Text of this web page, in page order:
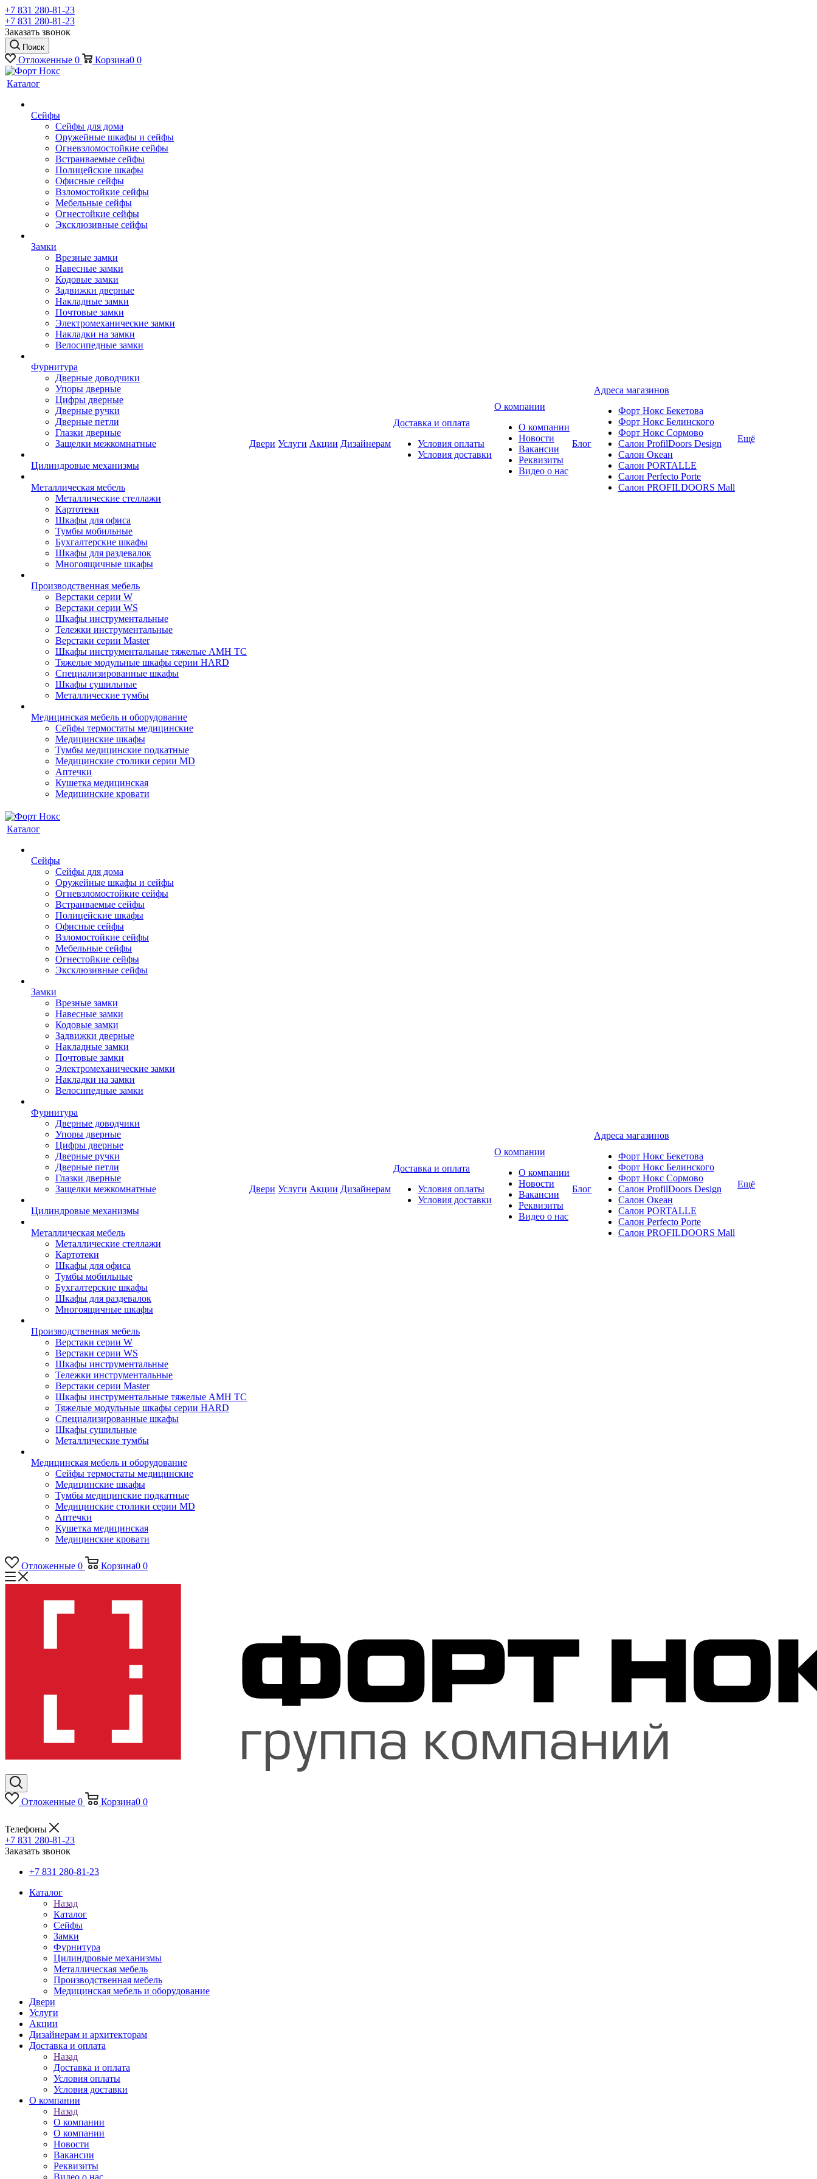
+7 831 280-81-23
+7 831 280-81-23
Заказать звонок
Поиск
Отложенные 0 Корзина0 0
Каталог
Сейфы
Сейфы для дома
Оружейные шкафы и сейфы
Огневзломостойкие сейфы
Встраиваемые сейфы
Полицейские шкафы
Офисные сейфы
Взломостойкие сейфы
Мебельные сейфы
Огнестойкие сейфы
Эксклюзивные сейфы
Замки
Врезные замки
Навесные замки
Кодовые замки
Задвижки дверные
Накладные замки
Почтовые замки
Электромеханические замки
Накладки на замки
Велосипедные замки
Фурнитура
Дверные доводчики
Упоры дверные
Цифры дверные
Дверные ручки
Дверные петли
Глазки дверные
Защелки межкомнатные
Цилиндровые механизмы
Металлическая мебель
Металлические стеллажи
Картотеки
Шкафы для офиса
Тумбы мобильные
Бухгалтерские шкафы
Шкафы для раздевалок
Многоящичные шкафы
Производственная мебель
Верстаки серии W
Верстаки серии WS
Шкафы инструментальные
Тележки инструментальные
Верстаки серии Master
Шкафы инструментальные тяжелые AMH TC
Тяжелые модульные шкафы серии HARD
Cпециализированные шкафы
Шкафы сушильные
Металлические тумбы
Медицинская мебель и оборудование
Сейфы термостаты медицинские
Медицинские шкафы
Тумбы медицинские подкатные
Медицинские столики серии MD
Аптечки
Кушетка медицинская
Медицинские кровати
Двери Услуги Акции Дизайнерам
Доставка и оплата
Условия оплаты
Условия доставки
О компании
О компании
Новости
Вакансии
Реквизиты
Видео о нас
Блог
Адреса магазинов
Форт Нокс Бекетова
Форт Нокс Белинского
Форт Нокс Сормово
Салон ProfilDoors Design
Салон Океан
Салон PORTALLE
Салон Perfecto Portе
Салон PROFILDOORS Mall
Ещё
Каталог
Сейфы
Сейфы для дома
Оружейные шкафы и сейфы
Огневзломостойкие сейфы
Встраиваемые сейфы
Полицейские шкафы
Офисные сейфы
Взломостойкие сейфы
Мебельные сейфы
Огнестойкие сейфы
Эксклюзивные сейфы
Замки
Врезные замки
Навесные замки
Кодовые замки
Задвижки дверные
Накладные замки
Почтовые замки
Электромеханические замки
Накладки на замки
Велосипедные замки
Фурнитура
Дверные доводчики
Упоры дверные
Цифры дверные
Дверные ручки
Дверные петли
Глазки дверные
Защелки межкомнатные
Цилиндровые механизмы
Металлическая мебель
Металлические стеллажи
Картотеки
Шкафы для офиса
Тумбы мобильные
Бухгалтерские шкафы
Шкафы для раздевалок
Многоящичные шкафы
Производственная мебель
Верстаки серии W
Верстаки серии WS
Шкафы инструментальные
Тележки инструментальные
Верстаки серии Master
Шкафы инструментальные тяжелые AMH TC
Тяжелые модульные шкафы серии HARD
Cпециализированные шкафы
Шкафы сушильные
Металлические тумбы
Медицинская мебель и оборудование
Сейфы термостаты медицинские
Медицинские шкафы
Тумбы медицинские подкатные
Медицинские столики серии MD
Аптечки
Кушетка медицинская
Медицинские кровати
Двери Услуги Акции Дизайнерам
Доставка и оплата
Условия оплаты
Условия доставки
О компании
О компании
Новости
Вакансии
Реквизиты
Видео о нас
Блог
Адреса магазинов
Форт Нокс Бекетова
Форт Нокс Белинского
Форт Нокс Сормово
Салон ProfilDoors Design
Салон Океан
Салон PORTALLE
Салон Perfecto Portе
Салон PROFILDOORS Mall
Ещё
Отложенные 0 Корзина0 0
Отложенные 0 Корзина0 0
Телефоны
+7 831 280-81-23
Заказать звонок
+7 831 280-81-23
Каталог
Назад
Каталог
Сейфы
Замки
Фурнитура
Цилиндровые механизмы
Металлическая мебель
Производственная мебель
Медицинская мебель и оборудование
Двери
Услуги
Акции
Дизайнерам и архитекторам
Доставка и оплата
Назад
Доставка и оплата
Условия оплаты
Условия доставки
О компании
Назад
О компании
О компании
Новости
Вакансии
Реквизиты
Видео о нас